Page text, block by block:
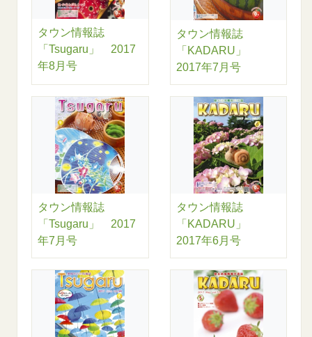
タウン情報誌
「Tsugaru」 2017
年8月号
タウン情報誌
「KADARU」
2017年7月号
タウン情報誌
「Tsugaru」 2017
年7月号
タウン情報誌
「KADARU」
2017年6月号